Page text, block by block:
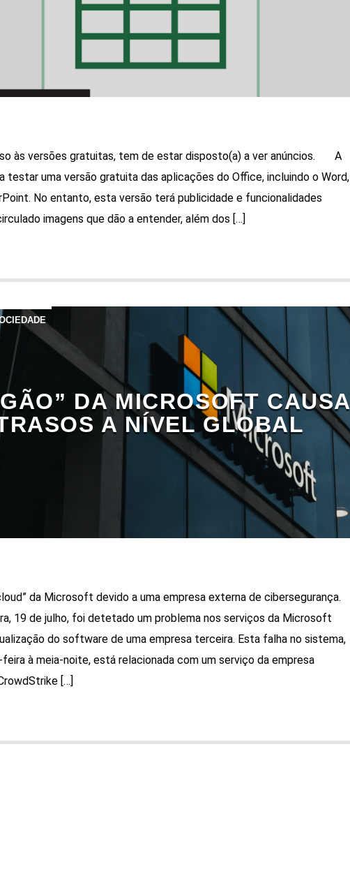
às versões gratuitas, tem de estar disposto(a) a ver anúncios. A
testar uma versão gratuita das aplicações do Office, incluindo o Word,
No entanto, esta versão terá publicidade e funcionalidades
imagens que dão a entender, além dos […]
DA MICROSOFT CAUSA
A NÍVEL GLOBAL
da Microsoft devido a uma empresa externa de cibersegurança.
19 de julho, foi detetado um problema nos serviços da Microsoft
do software de uma empresa terceira. Esta falha no sistema,
à meia-noite, está relacionada com um serviço da empresa
[…]